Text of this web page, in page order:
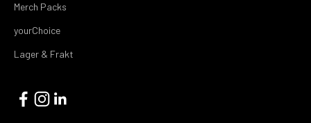
Merch Packs
yourChoice
Lager & Frakt